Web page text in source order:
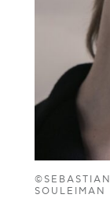
SOULEIMAN